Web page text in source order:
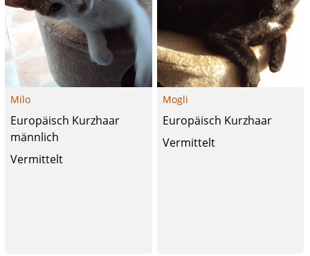
Milo
Europäisch Kurzhaar
männlich
Vermittelt
Mogli
Europäisch Kurzhaar
Vermittelt